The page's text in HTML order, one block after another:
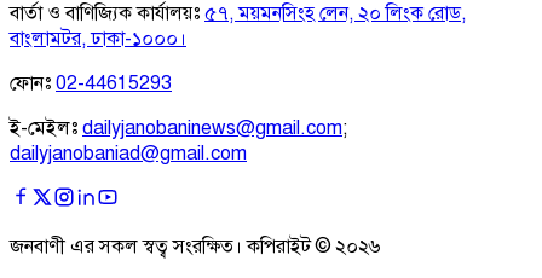
বার্তা ও বাণিজ্যিক কার্যালয়ঃ ৫৭, ময়মনসিংহ লেন, ২০ লিংক রোড,
বাংলামটর, ঢাকা-১০০০।
ফোনঃ 02-44615293
ই-মেইলঃ dailyjanobaninews@gmail.com;
dailyjanobaniad@gmail.com
জনবাণী এর সকল স্বত্ব সংরক্ষিত। কপিরাইট © ২০২৬